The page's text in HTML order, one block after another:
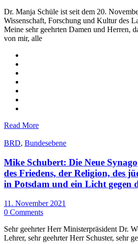
Dr. Manja Schüle ist seit dem 20.
Wissenschaft, Forschung und Kultur des
Meine sehr geehrten Damen und Herren,
von mir, alle
Read More
BRD, Bundesebene
Mike Schubert: Die Neue
des Friedens, der Religion, des
in Potsdam und ein Licht gegen
11. November 2021
0 Comments
Sehr geehrter Herr Ministerpräsident Dr.
Lehrer, sehr geehrter Herr Schuster, sehr